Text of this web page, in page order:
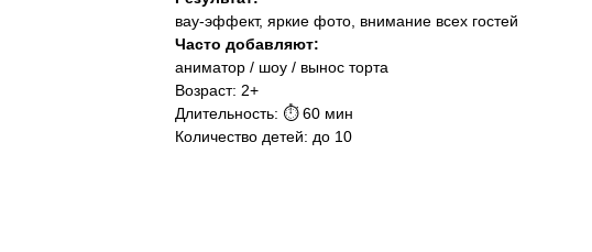
вау-эффект, яркие фото, внимание всех гостей
Часто добавляют:
аниматор / шоу / вынос торта
Возраст: 2+
Длительность: ⏱ 60 мин
Количество детей: до 10